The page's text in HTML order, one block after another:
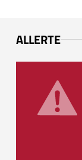
ALLERTE